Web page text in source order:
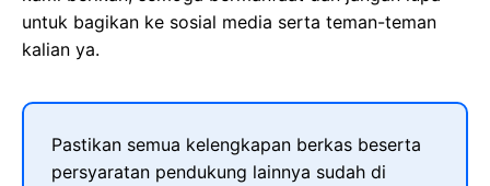
untuk bagikan ke sosial media serta teman-teman
kalian ya.
Pastikan semua kelengkapan berkas beserta
persyaratan pendukung lainnya sudah di